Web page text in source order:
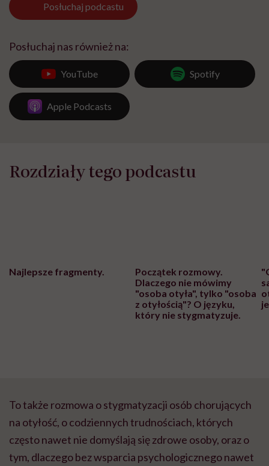
Posłuchaj podcastu
Posłuchaj nas również na:
YouTube Spotify
Apple Podcasts
Rozdziały tego podcastu
Najlepsze fragmenty.
Początek rozmowy.
Dlaczego nie mówimy
"osoba otyła", tylko "osoba
z otyłością"? O języku,
który nie stygmatyzuje.
To także rozmowa o stygmatyzacji osób chorujących
na otyłość, o codziennych trudnościach, których
często nawet nie domyślają się zdrowe osoby, oraz o
tym, dlaczego bez wsparcia psychologicznego nawet